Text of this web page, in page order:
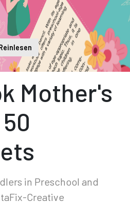
Mother's
in Preschool and
Creative